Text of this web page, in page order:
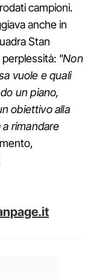
campioni.
anche in
Stan
"Non
vuole e quali
un piano,
obiettivo alla
rimandare